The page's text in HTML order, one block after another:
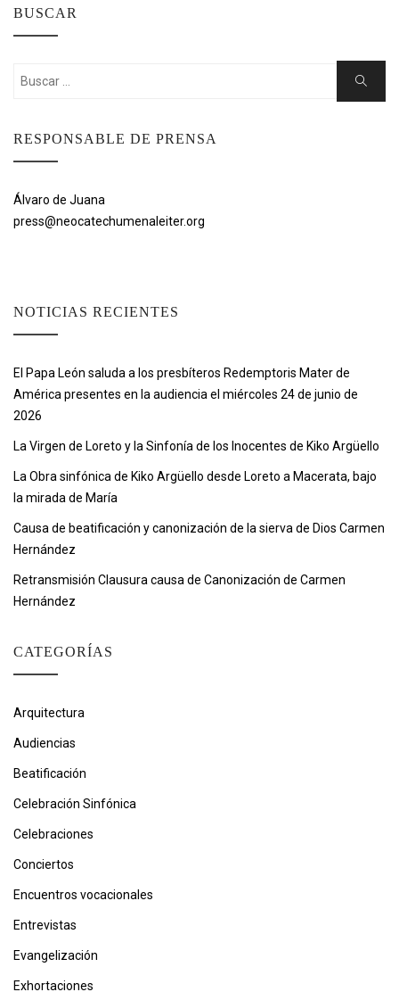
BUSCAR
Buscar:
Buscar
RESPONSABLE DE PRENSA
Álvaro de Juana
press@neocatechumenaleiter.org
NOTICIAS RECIENTES
El Papa León saluda a los presbíteros Redemptoris Mater de
América presentes en la audiencia el miércoles 24 de junio de
2026
La Virgen de Loreto y la Sinfonía de los Inocentes de Kiko Argüello
La Obra sinfónica de Kiko Argüello desde Loreto a Macerata, bajo
la mirada de María
Causa de beatificación y canonización de la sierva de Dios Carmen
Hernández
Retransmisión Clausura causa de Canonización de Carmen
Hernández
CATEGORÍAS
Arquitectura
Audiencias
Beatificación
Celebración Sinfónica
Celebraciones
Conciertos
Encuentros vocacionales
Entrevistas
Evangelización
Exhortaciones